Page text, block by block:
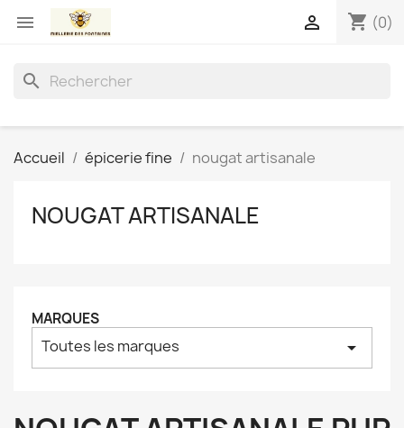
 shopping_cart (0)

search
Accueil épicerie fine nougat artisanale
NOUGAT ARTISANALE
MARQUES
Toutes les marques arrow_drop_down